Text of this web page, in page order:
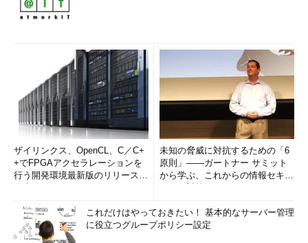
ザイリンクス、OpenCL、C／C+
+でFPGAアクセラレーションを
行う開発環境最新版のリリースを
未知の脅威に対抗するための「6
原則」――ガートナー サミット
から学ぶ、これからの情報セキュ
これだけはやっておきたい！ 基本的なサーバー管理
に役立つグループポリシー設定